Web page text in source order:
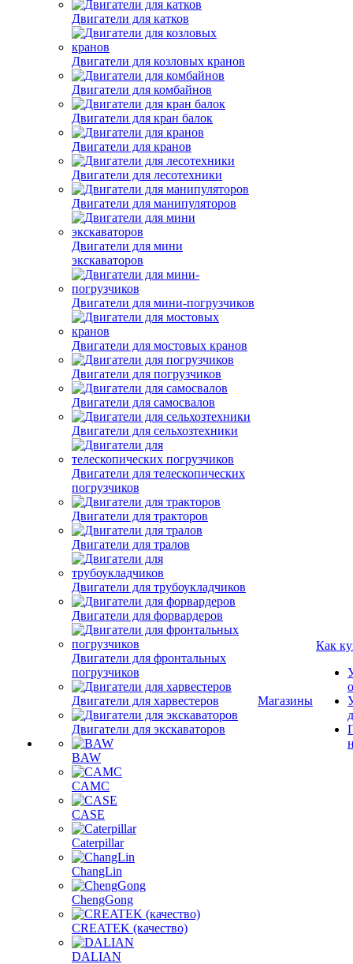
Двигатели для катков
Двигатели для козловых кранов
Двигатели для комбайнов
Двигатели для кран балок
Двигатели для кранов
Двигатели для лесотехники
Двигатели для манипуляторов
Двигатели для мини
экскаваторов
Двигатели для мини-погрузчиков
Двигатели для мостовых кранов
Двигатели для погрузчиков
Двигатели для самосвалов
Двигатели для сельхозтехники
Двигатели для телескопических
погрузчиков
Двигатели для тракторов
Двигатели для тралов
Двигатели для трубоукладчиков
Двигатели для форвардеров
Двигатели для фронтальных
погрузчиков
Двигатели для харвестеров
Двигатели для экскаваторов
BAW
CAMC
CASE
Caterpillar
ChangLin
ChengGong
CREATEK (качество)
DALIAN
Магазины
Как